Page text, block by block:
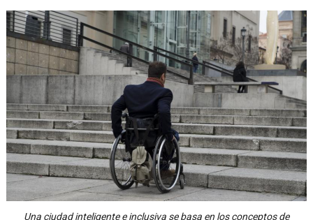
Una ciudad inteligente e inclusiva se basa en los conceptos de